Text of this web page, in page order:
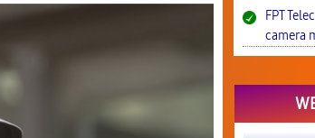
FPT
camera